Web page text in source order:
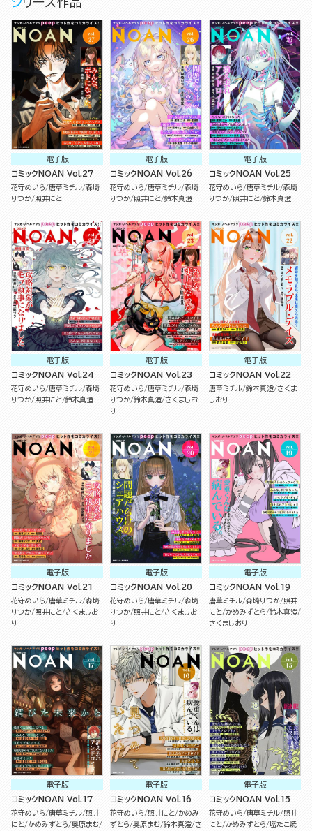
電子版
コミックNOAN Vol.27
花守めいら 唐草ミチル 森埼
りつか 照井にと
電子版
コミックNOAN Vol.26
花守めいら 唐草ミチル 森埼
りつか 照井にと 鈴木真澄
電子版
コミックNOAN Vol.25
花守めいら 唐草ミチル 森埼
りつか 照井にと 鈴木真澄
電子版
コミックNOAN Vol.24
花守めいら 唐草ミチル 森埼
りつか 照井にと 鈴木真澄
電子版
コミックNOAN Vol.23
花守めいら 唐草ミチル 森埼
りつか 鈴木真澄 さくましお
り
電子版
コミックNOAN Vol.22
唐草ミチル 鈴木真澄 さくま
しおり
電子版
コミックNOAN Vol.21
花守めいら 唐草ミチル 森埼
りつか 照井にと さくましお
り
電子版
コミックNOAN Vol.20
花守めいら 唐草ミチル 森埼
りつか 照井にと さくましお
り
電子版
コミックNOAN Vol.19
唐草ミチル 森埼りつか 照井
にと
かめみずとら 鈴木真澄
さくましおり
電子版
コミックNOAN Vol.17
花守めいら 唐草ミチル 照井
にと
かめみずとら 奥原まむ
電子版
コミックNOAN Vol.16
花守めいら 照井にと
かめみ
ずとら 奥原まむ 鈴木真澄 さ
電子版
コミックNOAN Vol.15
花守めいら 唐草ミチル 照井
にと
かめみずとら 塩たこ焼